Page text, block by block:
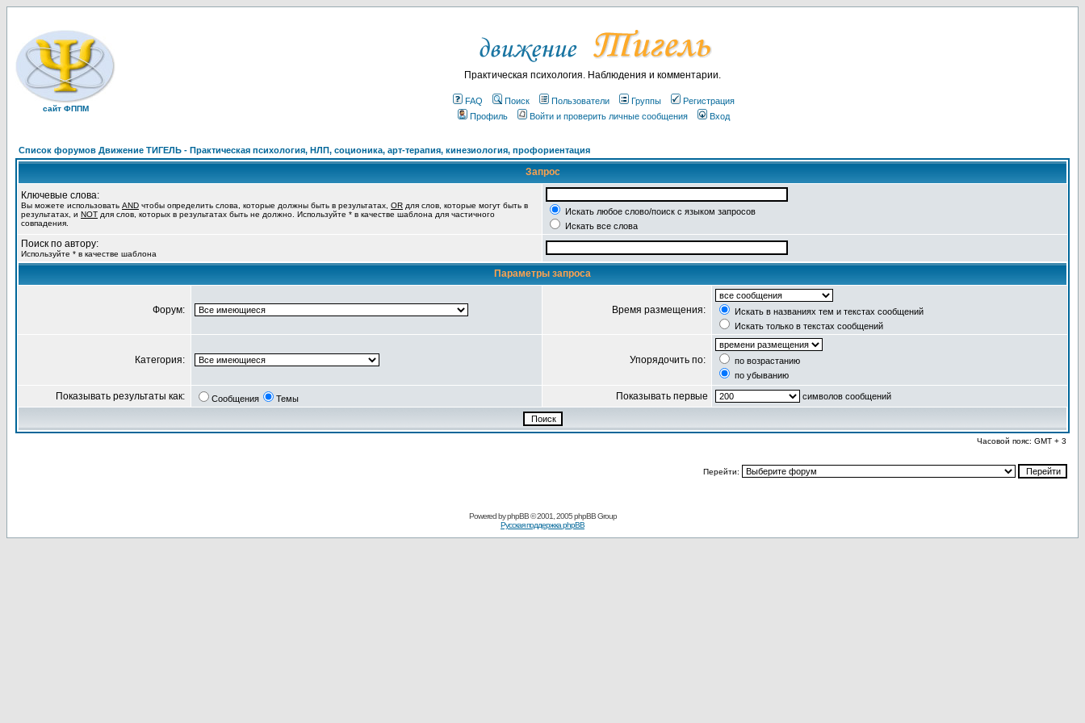
сайт ФППМ
Практическая психология. Наблюдения и комментарии.
FAQ Поиск Пользователи Группы
Регистрация
Профиль
Войти и проверить личные сообщения Вход
Список форумов Движение ТИГЕЛЬ - Практическая психология, НЛП, соционика, арт-терапия, кинезиология, профориентация
Запрос
Ключевые слова:
Вы можете использовать AND чтобы определить слова, которые должны быть в результатах, OR для слов, которые могут быть в
результатах, и NOT для слов, которых в результатах быть не должно. Используйте * в качестве шаблона для частичного
совпадения.
Искать любое слово/поиск с языком запросов
Искать все слова
Поиск по автору:
Используйте * в качестве шаблона
Параметры запроса
Форум: Время размещения:
Искать в названиях тем и текстах сообщений
Искать только в текстах сообщений
Категория: Упорядочить по:
по возрастанию
по убыванию
Показывать результаты как: Сообщения Темы Показывать первые символов сообщений
Часовой пояс: GMT + 3
Перейти:
Powered byphpBB© 2001, 2005 phpBB Group
Русская поддержка phpBB